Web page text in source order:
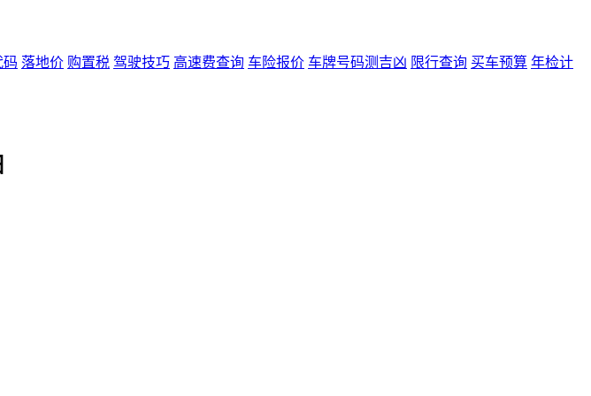
码 落地价 购置税 驾驶技巧 高速费查询 车险报价 车牌号码测吉凶 限行查询 买车预算 年检计